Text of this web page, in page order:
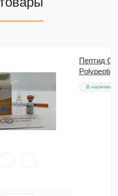
Пептид GHRP 6 (5 mg)
Polypeptide